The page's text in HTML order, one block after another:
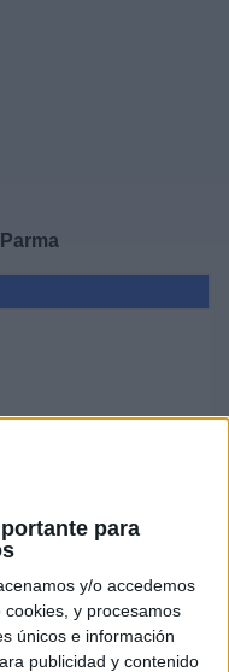
para
y/o accedemos
y procesamos
únicos e información
publicidad y contenido
Parma